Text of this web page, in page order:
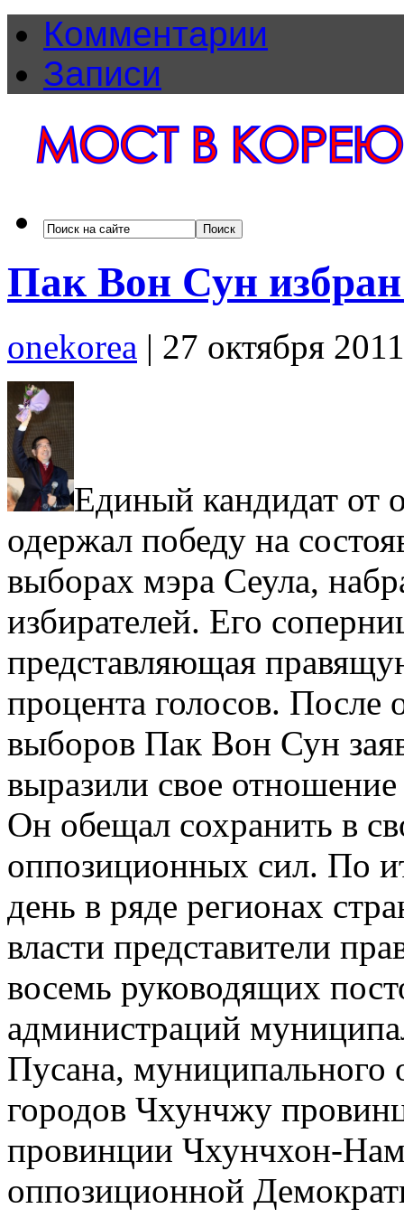
Комментарии
Записи
Пак Вон Сун
onekorea | 27 октября
Единый кандидат от
одержал победу на
выборах мэра Сеула,
избирателей. Его
представляющая
процента голосов. После
выборов Пак Вон Сун
выразили свое
Он обещал сохранить в
оппозиционных сил. По
день в ряде регионах
власти представители
восемь руководящих
администраций
Пусана, муниципального
городов Чхунчжу
провинции Чхунчхон-
оппозиционной